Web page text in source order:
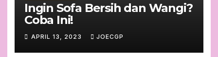
Ingin Sofa Bersih dan Wangi?
Coba Ini!
APRIL 13, 2023 JOECGP